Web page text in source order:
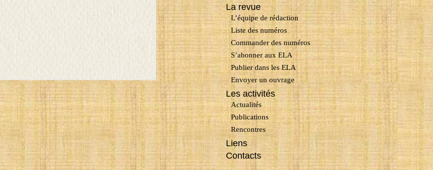
La revue
L’équipe de rédaction
Liste des numéros
Commander des numéros
S’abonner aux ELA
Publier dans les ELA
Envoyer un ouvrage
Les activités
Actualités
Publications
Rencontres
Liens
Contacts